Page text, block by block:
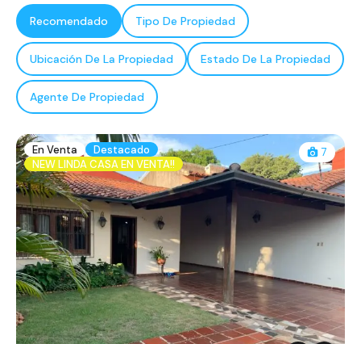
Recomendado Tipo De Propiedad
Ubicación De La Propiedad Estado De La Propiedad
Agente De Propiedad
En Venta
Destacado
NEW LINDA CASA EN VENTA!!
7